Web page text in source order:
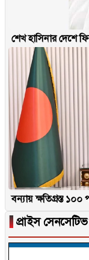
শেখ হাসিনার দেশে
বন্যায় ক্ষতিগ্রস্ত ১০০
▐ প্রাইস